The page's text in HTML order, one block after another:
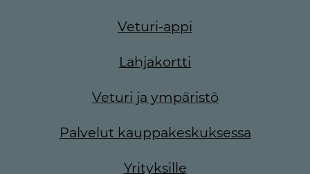
Veturi-appi
Lahjakortti
Veturi ja ympäristö
Palvelut kauppakeskuksessa
Yrityksille